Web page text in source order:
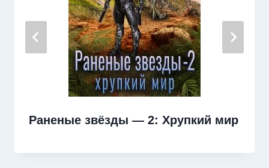
Раненые звёзды — 2: Хрупкий мир